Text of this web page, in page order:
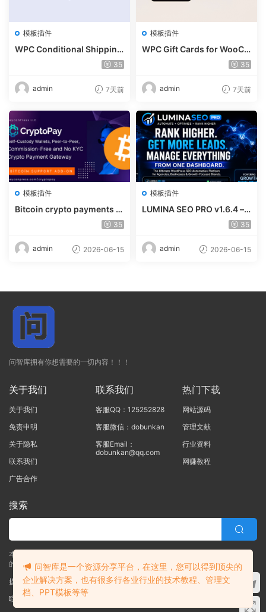
模板插件
WPC Conditional Shipping
& Payments (Premium) v1.
35
admin 7天前
模板插件
WPC Gift Cards for WooCo
mmerce (Premium) v1.0.235
admin 7天前
模板插件
Bitcoin crypto payments s
upport for CryptoPay v1.4.
35
admin 2026-06-15
模板插件
LUMINA SEO PRO v1.6.4 – R
ank #1 Without Writing
35
admin 2026-06-15
问智库拥有你想需要的一切内容！！！
关于我们
关于我们
免责申明
关于隐私
联系我们
广告合作
联系我们
客服QQ：125252828
客服微信：dobunkan
客服Email：
dobunkan@qq.com
热门下载
网站源码
管理文献
行业资料
网赚教程
搜索
本站的所有资源均由本站的站长及合作伙伴整理发布，80%的内容为合作伙伴
的职场实战干货！！
提交工单
联系客服
(说明需求，勿问在否)
问智库是一个资源分享平台，在这里，您可以得到顶尖的
企业解决方案，也有很多行各业行业的技术教程、管理文
档、PPT模板等等